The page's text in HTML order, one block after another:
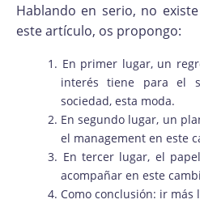
Hablando en serio, no
este artículo, os propongo:
En primer lugar, un
interés tiene para el
sociedad, esta moda.
En segundo lugar, un
el management en este
En tercer lugar, el
acompañar en este
Como conclusión: ir más